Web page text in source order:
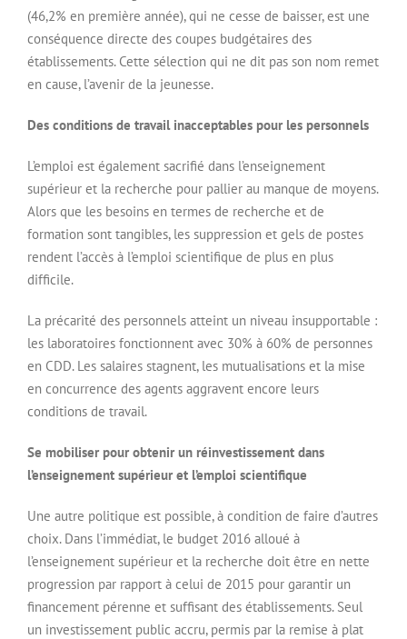
(46,2% en première année), qui ne cesse de baisser, est une
conséquence directe des coupes budgétaires des
établissements. Cette sélection qui ne dit pas son nom remet
en cause, l’avenir de la jeunesse.
Des conditions de travail inacceptables pour les personnels
L’emploi est également sacrifié dans l’enseignement
supérieur et la recherche pour pallier au manque de moyens.
Alors que les besoins en termes de recherche et de
formation sont tangibles, les suppression et gels de postes
rendent l’accès à l’emploi scientifique de plus en plus
difficile.
La précarité des personnels atteint un niveau insupportable :
les laboratoires fonctionnent avec 30% à 60% de personnes
en CDD. Les salaires stagnent, les mutualisations et la mise
en concurrence des agents aggravent encore leurs
conditions de travail.
Se mobiliser pour obtenir un réinvestissement dans
l’enseignement supérieur et l’emploi scientifique
Une autre politique est possible, à condition de faire d’autres
choix. Dans l’immédiat, le budget 2016 alloué à
l’enseignement supérieur et la recherche doit être en nette
progression par rapport à celui de 2015 pour garantir un
financement pérenne et suffisant des établissements. Seul
un investissement public accru, permis par la remise à plat